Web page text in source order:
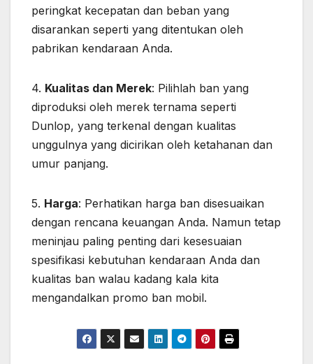
peringkat kecepatan dan beban yang
disarankan seperti yang ditentukan oleh
pabrikan kendaraan Anda.
4. Kualitas dan Merek: Pilihlah ban yang
diproduksi oleh merek ternama seperti
Dunlop, yang terkenal dengan kualitas
unggulnya yang dicirikan oleh ketahanan dan
umur panjang.
5. Harga: Perhatikan harga ban disesuaikan
dengan rencana keuangan Anda. Namun tetap
meninjau paling penting dari kesesuaian
spesifikasi kebutuhan kendaraan Anda dan
kualitas ban walau kadang kala kita
mengandalkan promo ban mobil.